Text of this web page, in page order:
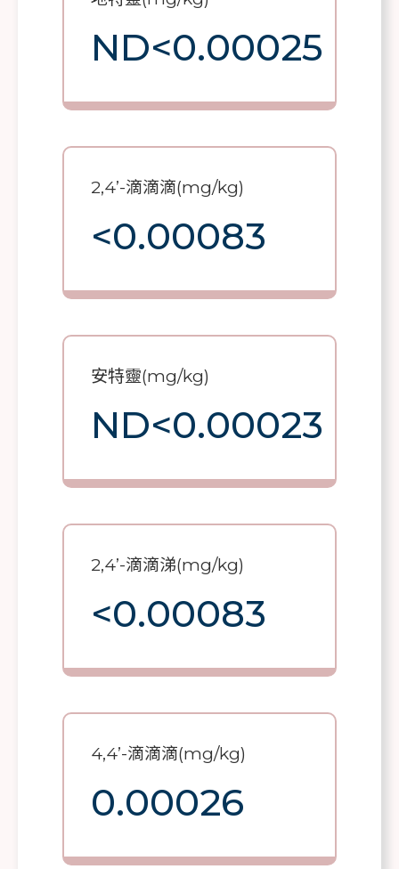
ND<0.00025
2,4’-滴滴滴(mg/kg)
<0.00083
安特靈(mg/kg)
ND<0.00023
2,4’-滴滴涕(mg/kg)
<0.00083
4,4’-滴滴滴(mg/kg)
0.00026